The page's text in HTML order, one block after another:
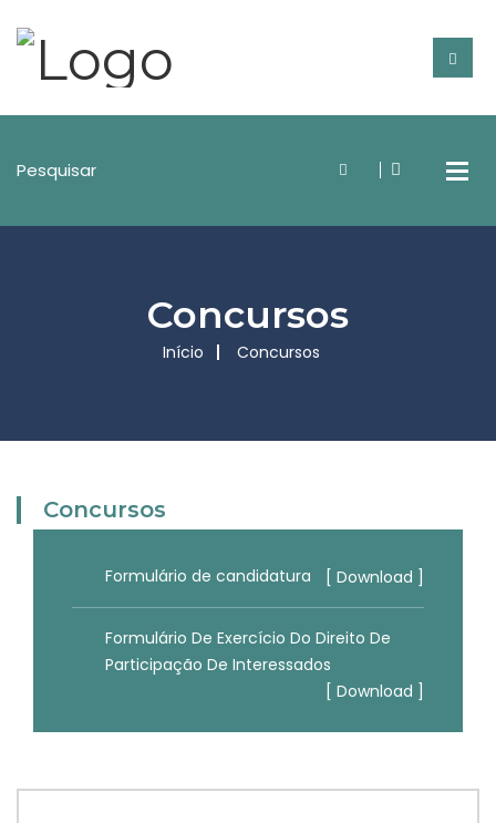
Concursos
Início Concursos
Concursos
Formulário de candidatura [ Download ]
Formulário De Exercício Do Direito De
Participação De Interessados
[ Download ]